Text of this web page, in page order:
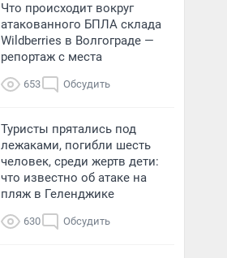
Что происходит вокруг
атакованного БПЛА склада
Wildberries в Волгограде —
репортаж с места
653 Обсудить
Туристы прятались под
лежаками, погибли шесть
человек, среди жертв дети:
что известно об атаке на
пляж в Геленджике
630 Обсудить